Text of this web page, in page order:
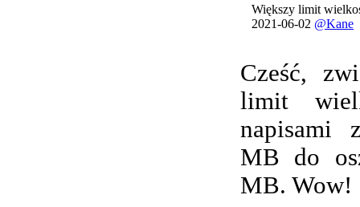
Większy limit
2021-06-02 @Kane
Cześć,
limit
napisami
MB do
MB. Wow!